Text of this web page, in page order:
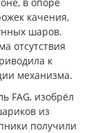
качения,
шаров.
отсутствия
к
механизма.
FAG, изобрёл
из
получили